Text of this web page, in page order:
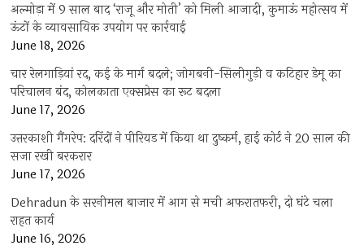
अल्मोड़ा में 9 साल बाद ‘राजू और मोती’ को मिली आजादी, कुमाऊं महोत्सव में
ऊंटों के व्यावसायिक उपयोग पर कार्रवाई
June 18, 2026
चार रेलगाड़ियां रद, कई के मार्ग बदले; जोगबनी-सिलीगुड़ी व कटिहार डेमू का
परिचालन बंद, कोलकाता एक्सप्रेस का रूट बदला
June 17, 2026
उत्तरकाशी गैंगरेप: दरिंदों ने पीरियड में किया था दुष्कर्म, हाई कोर्ट ने 20 साल की
सजा रखी बरकरार
June 17, 2026
Dehradun के सरनीमल बाजार में आग से मची अफरातफरी, दो घंटे चला
राहत कार्य
June 16, 2026